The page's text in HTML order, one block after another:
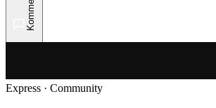
Express · Community